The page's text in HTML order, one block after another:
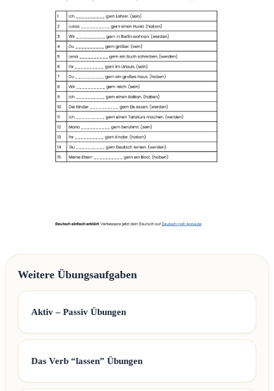
Weitere Übungsaufgaben
Aktiv – Passiv Übungen
Das Verb “lassen” Übungen